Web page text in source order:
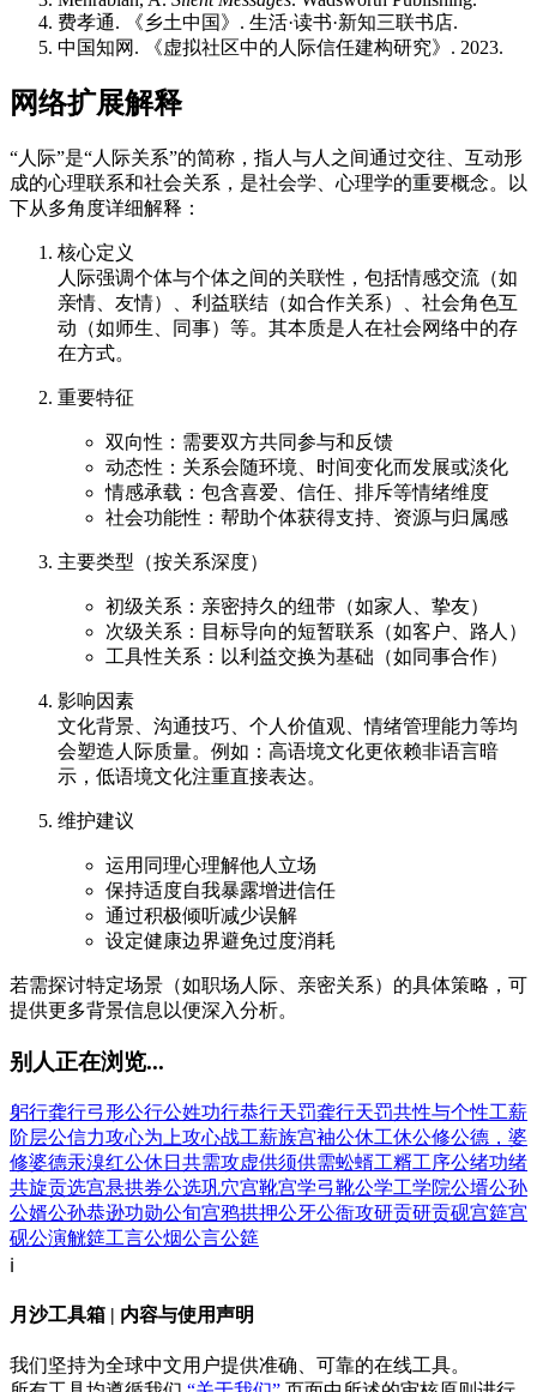
费孝通. 《乡土中国》. 生活·读书·新知三联书店.
中国知网. 《虚拟社区中的人际信任建构研究》. 2023.
网络扩展解释
“人际”是“人际关系”的简称，指人与人之间通过交往、互动形
成的心理联系和社会关系，是社会学、心理学的重要概念。以
下从多角度详细解释：
核心定义
人际强调个体与个体之间的关联性，包括情感交流（如
亲情、友情）、利益联结（如合作关系）、社会角色互
动（如师生、同事）等。其本质是人在社会网络中的存
在方式。
重要特征
双向性：需要双方共同参与和反馈
动态性：关系会随环境、时间变化而发展或淡化
情感承载：包含喜爱、信任、排斥等情绪维度
社会功能性：帮助个体获得支持、资源与归属感
主要类型（按关系深度）
初级关系：亲密持久的纽带（如家人、挚友）
次级关系：目标导向的短暂联系（如客户、路人）
工具性关系：以利益交换为基础（如同事合作）
影响因素
文化背景、沟通技巧、个人价值观、情绪管理能力等均
会塑造人际质量。例如：高语境文化更依赖非语言暗
示，低语境文化注重直接表达。
维护建议
运用同理心理解他人立场
保持适度自我暴露增进信任
通过积极倾听减少误解
设定健康边界避免过度消耗
若需探讨特定场景（如职场人际、亲密关系）的具体策略，可
提供更多背景信息以便深入分析。
别人正在浏览...
躬行龚行弓形公行公姓功行恭行天罚龚行天罚共性与个性工薪
阶层公信力攻心为上攻心战工薪族宫袖公休工休公修公德，婆
修婆德汞溴红公休日 共需攻虚供须供需蚣蝑工糈工序公绪功绪
共旋贡选宫悬拱券公选巩穴宫靴宫学弓靴公学工学院公壻公孙
公婿公孙恭逊功勋公旬宫鸦拱押公牙公衙攻研贡研贡砚宫筵宫
砚公演觥筵工言公烟公言公筵
ℹ️
月沙工具箱 | 内容与使用声明
我们坚持为全球中文用户提供准确、可靠的在线工具。